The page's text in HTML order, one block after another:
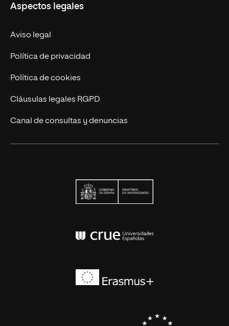
Trabaja en UNIR
Actualidad
Contáctanos
Aspectos legales
Aviso legal
Política de privacidad
Política de cookies
Cláusulas legales RGPD
Canal de consultas y denuncias